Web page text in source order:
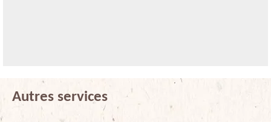
Autres services